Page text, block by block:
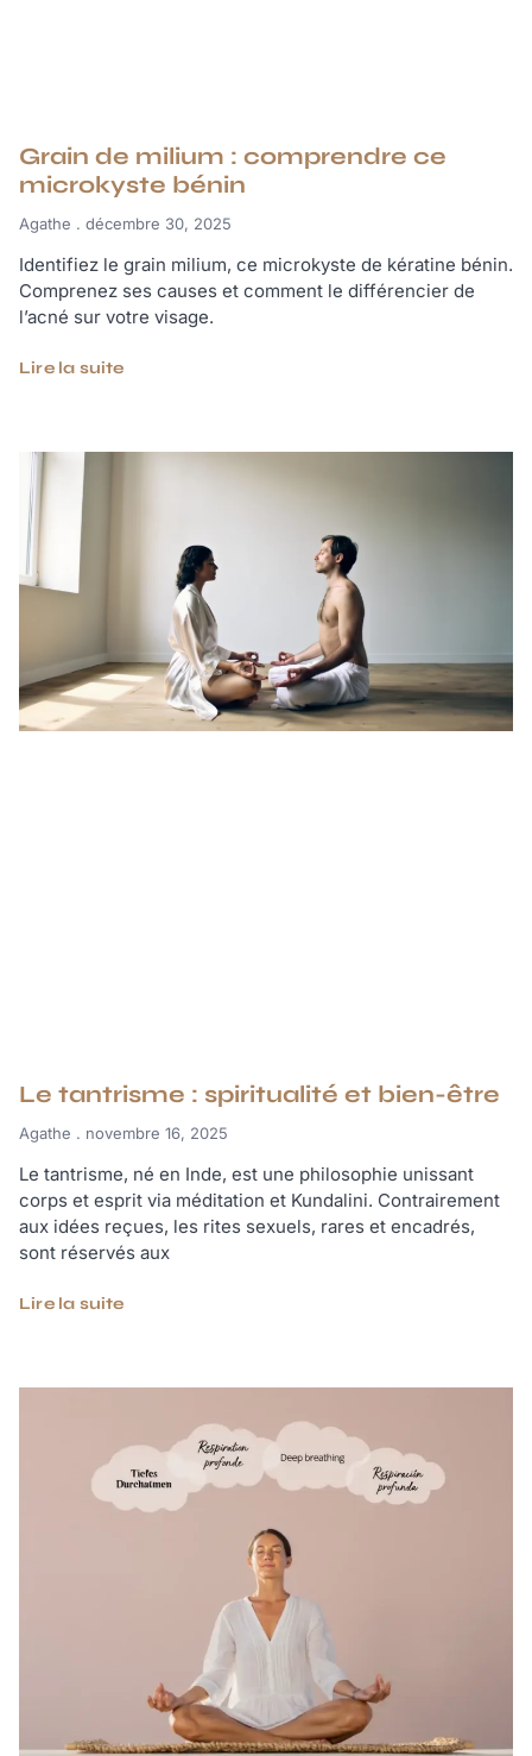
Grain de milium : comprendre ce
microkyste bénin
Agathe décembre 30, 2025
Identifiez le grain milium, ce microkyste de kératine bénin.
Comprenez ses causes et comment le différencier de
l’acné sur votre visage.
Lire la suite
Le tantrisme : spiritualité et bien-être
Agathe novembre 16, 2025
Le tantrisme, né en Inde, est une philosophie unissant
corps et esprit via méditation et Kundalini. Contrairement
aux idées reçues, les rites sexuels, rares et encadrés,
sont réservés aux
Lire la suite